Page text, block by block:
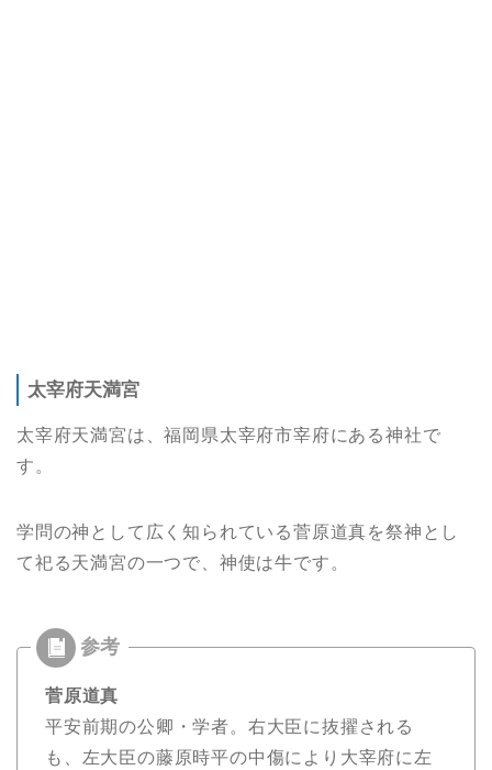
太宰府天満宮
太宰府天満宮は、福岡県太宰府市宰府にある神社で
す。
学問の神として広く知られている菅原道真を祭神とし
て祀る天満宮の一つで、神使は牛です。
菅原道真
平安前期の公卿・学者。右大臣に抜擢される
も、左大臣の藤原時平の中傷により大宰府に左